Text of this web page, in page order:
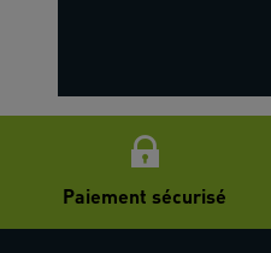
Paiement sécurisé